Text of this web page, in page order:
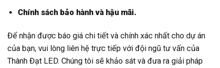
Chính sách bảo hành và hậu mãi.
Để nhận được báo giá chi tiết và chính xác nhất cho dự án
của bạn, vui lòng liên hệ trực tiếp với đội ngũ tư vấn của
Thành Đạt LED. Chúng tôi sẽ khảo sát và đưa ra giải pháp